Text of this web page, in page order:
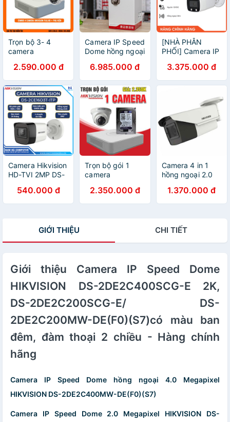
Trọn bộ 3- 4
camera
2.0 megapixel
Full HD 1080P
kèm HDD 500G
và dây liền
nguồn đúc sẵn
2.590.000 đ
Camera IP Speed
Dome hồng ngoại
HIKVISION DS-
2DE4225IW-DE -
Hàng chính hãng
6.985.000 đ
[NHÀ PHÂN
PHỐI] Camera IP
2CD2T47G1-L
4MP - Đèn Trợ
Sáng Tầm Xa
Chống Nước Và
Bụi Bẩn IP67
3.375.000 đ
Camera Hikvision
HD-TVI 2MP DS-
Hàng chính hãng
bảo hành 24
540.000 đ
Trọn bộ gói 1
camera
chính hãng độ
phân giải HD siêu
2.350.000 đ
Camera 4 in 1
hồng ngoại 2.0
HIKVISION DS-
2CE19D3T-IT3ZF
1.370.000 đ
GIỚI THIỆU CHI TIẾT
Giới thiệu Camera IP Speed Dome
HIKVISION DS-2DE2C400SCG-E 2K,
DS-2DE2C200SCG-E/ DS-
2DE2C200MW-DE(F0)(S7)có màu ban
đêm, đàm thoại 2 chiều - Hàng chính
hãng
Camera IP Speed Dome hồng ngoại 4.0 Megapixel
HIKVISION DS-2DE2C400MW-DE(F0)(S7)
Camera IP Speed Dome 2.0 Megapixel HIKVISION DS-